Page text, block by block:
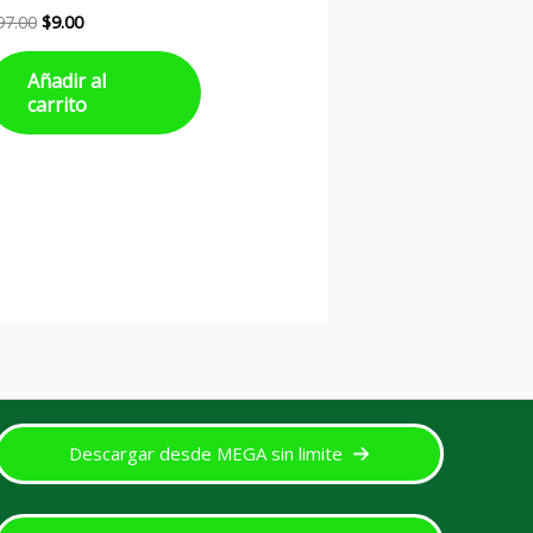
$9.00
Añadir al
carrito
Descargar desde MEGA sin limite